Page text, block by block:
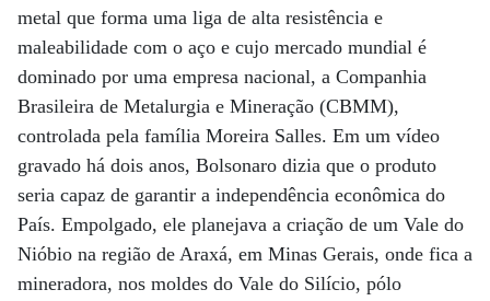
metal que forma uma liga de alta resistência e
maleabilidade com o aço e cujo mercado mundial é
dominado por uma empresa nacional, a Companhia
Brasileira de Metalurgia e Mineração (CBMM),
controlada pela família Moreira Salles. Em um vídeo
gravado há dois anos, Bolsonaro dizia que o produto
seria capaz de garantir a independência econômica do
País. Empolgado, ele planejava a criação de um Vale do
Nióbio na região de Araxá, em Minas Gerais, onde fica a
mineradora, nos moldes do Vale do Silício, pólo